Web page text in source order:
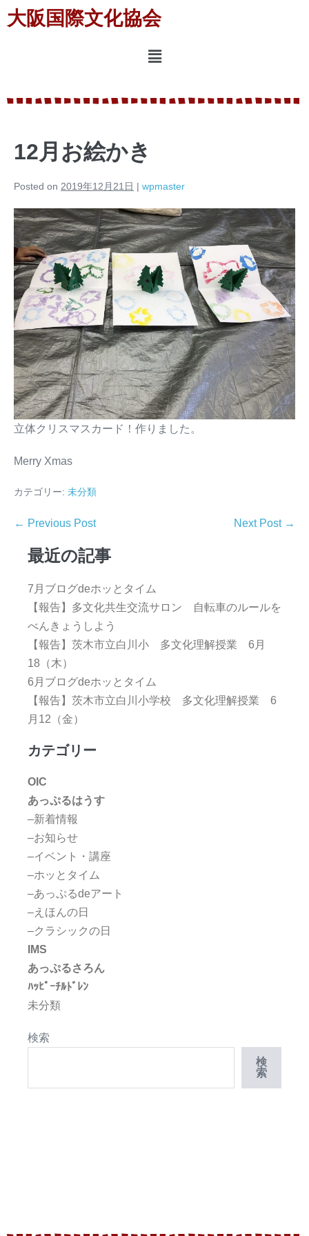
大阪国際文化協会
12月お絵かき
Posted on 2019年12月21日 | wpmaster
立体クリスマスカード！作りました。
Merry Xmas
カテゴリー: 未分類
← Previous Post Next Post →
最近の記事
7月ブログdeホッとタイム
【報告】多文化共生交流サロン 自転車のルールを
べんきょうしよう
【報告】茨木市立白川小 多文化理解授業 6月
18（木）
6月ブログdeホッとタイム
【報告】茨木市立白川小学校 多文化理解授業 6
月12（金）
カテゴリー
OIC
あっぷるはうす
–新着情報
–お知らせ
–イベント・講座
–ホッとタイム
–あっぷるdeアート
–えほんの日
–クラシックの日
IMS
あっぷるさろん
ﾊｯﾋﾟｰﾁﾙﾄﾞﾚﾝ
未分類
検索
検
索